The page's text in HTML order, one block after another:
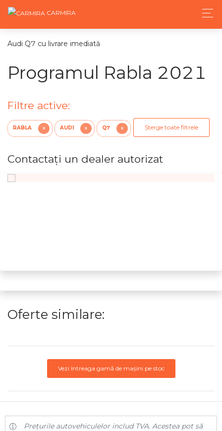
CARMIRA
Audi Q7 cu livrare imediată
Programul Rabla 2021
Filtre active:
RABLA X AUDI X Q7 X Șterge toate filtrele
Contactaţi un dealer autorizat
Oferte similare:
Vezi întreaga gamă de mașini pe stoc
Prețurile autovehiculelor includ TVA. Acestea pot să